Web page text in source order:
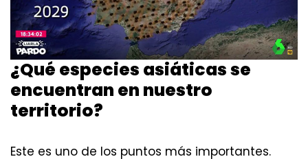
¿Qué especies asiáticas se
encuentran en nuestro
territorio?
Este es uno de los puntos más importantes.